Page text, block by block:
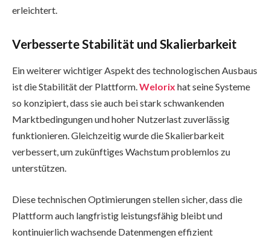
erleichtert.
Verbesserte Stabilität und Skalierbarkeit
Ein weiterer wichtiger Aspekt des technologischen Ausbaus
ist die Stabilität der Plattform.Welorix hat seine Systeme
so konzipiert, dass sie auch bei stark schwankenden
Marktbedingungen und hoher Nutzerlast zuverlässig
funktionieren. Gleichzeitig wurde die Skalierbarkeit
verbessert, um zukünftiges Wachstum problemlos zu
unterstützen.
Diese technischen Optimierungen stellen sicher, dass die
Plattform auch langfristig leistungsfähig bleibt und
kontinuierlich wachsende Datenmengen effizient